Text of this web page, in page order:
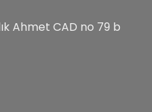
Ahmet CAD no 79 b